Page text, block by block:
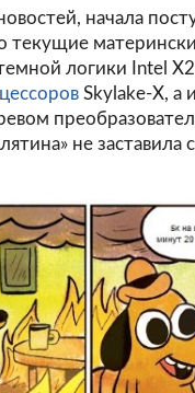
начала
текущие
логики Intel
Skylake-X, а
не заставила